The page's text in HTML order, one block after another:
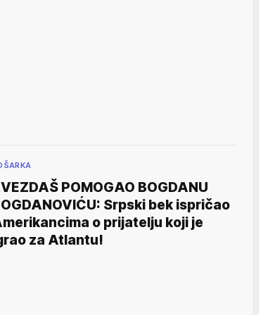
POMOGAO BOGDANU
Srpski bek ispričao
o prijatelju koji je
za Atlantu!